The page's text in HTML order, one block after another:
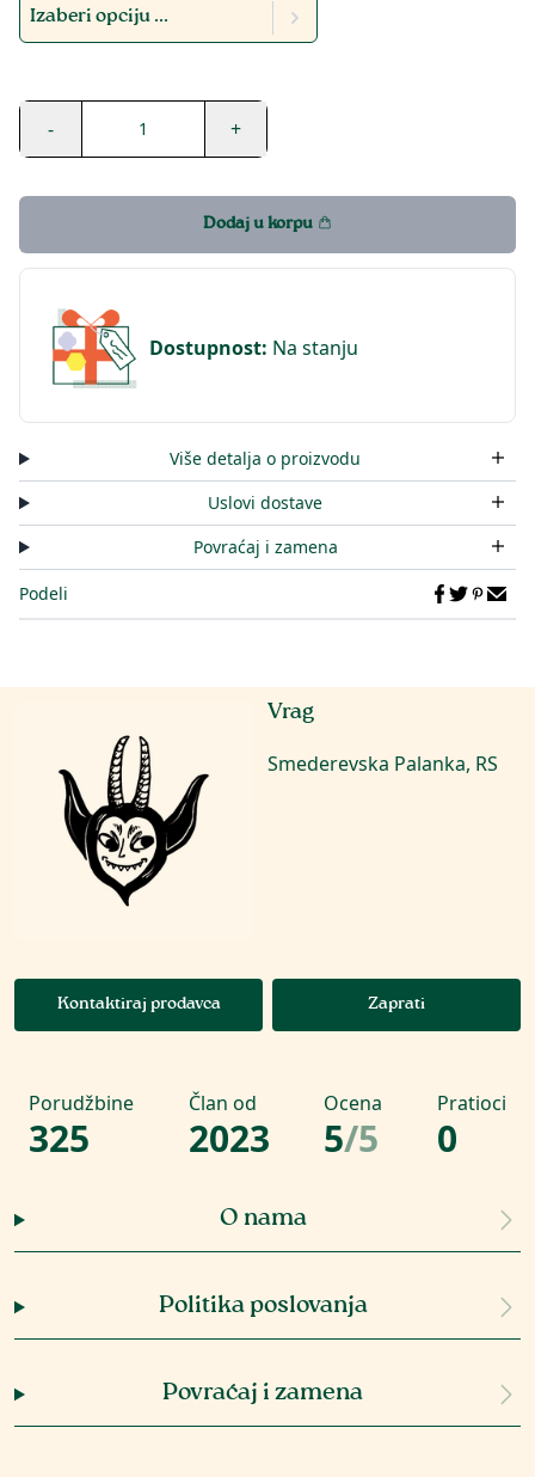
Izaberi opciju ...
- 1 +
Dodaj u korpu
Dostupnost: Na stanju
Više detalja o proizvodu
Uslovi dostave
Povraćaj i zamena
Podeli
Vrag
Smederevska Palanka, RS
Kontaktiraj prodavca Zaprati
Porudžbine
325
Član od
2023
Ocena
5/5
Pratioci
0
O nama
Politika poslovanja
Povraćaj i zamena